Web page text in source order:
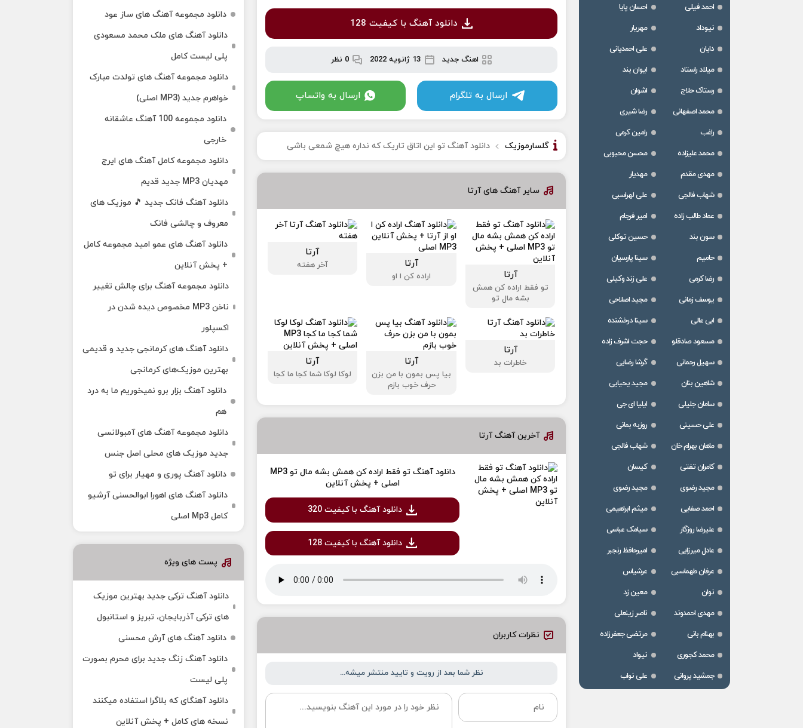
دانلود آهنگ با کیفیت 128
اهنگ جدید 13 ژانویه 2022 0 نظر
ارسال به تلگرام ارسال به واتساپ
گلسارموزیک دانلود آهنگ تو این اتاق تاریک که نداره هیچ شمعی باشی
سایر آهنگ های آرتا
آرتا
تو فقط اراده کن همش
بشه مال تو
آرتا
اراده کن ا او
آرتا
آخر هفته
آرتا
خاطرات بد آرتا
بیا پس بمون با من بزن
حرف خوب بازم
آرتا
لوکا لوکا شما کجا ما کجا
آخرین آهنگ آرتا
دانلود آهنگ تو فقط اراده کن همش بشه مال تو MP3
اصلی + پخش آنلاین
دانلود آهنگ با کیفیت 320
دانلود آهنگ با کیفیت 128
نظرات کاربران
نظر شما بعد از رویت و تایید منتشر میشه...
احمد فیلی
احسان پایا
نیوداد
مهریار
دایان
علی احمدیانی
میلاد راستاد
ایوان بند
رستاک حلاج
اشوان
محمد اصفهانی
رضا شیری
راغب
رامین کرمی
محمد علیزاده
محسن محبوبی
مهدی مقدم
مهدیار
شهاب فالجی
علی لهراسبی
عماد طالب زاده
امیر فرجام
سون بند
حسین توکلی
حامیم
سینا پارسیان
رضا کرمی
علی زند وکیلی
یوسف زمانی
مجید اصلاحی
ابی عالی
سینا درخشنده
مسعود صادقلو
حجت اشرف زاده
سهیل رحمانی
گرشا رضایی
شاهین بنان
مجید یحیایی
سامان جلیلی
ایلیا ای جی
علی حسینی
روزبه بمانی
ماهان بهرام خان
شهاب فالجی
کامران تفتی
کیسان
مجید رضوی
مجید رضوی
احمد صفایی
میثم ابراهیمی
علیرضا روزگار
سیامک عباسی
عادل میرزایی
امیرحافظ رنجبر
عرفان طهماسبی
عرشیاس
نوان
معین زد
مهدی احمدوند
ناصر زینعلی
بهنام بانی
مرتضی جعفرزاده
محمد کجوری
نیواد
جمشید پروانی
علی نواب
دانلود مجموعه آهنگ های ساز عود
دانلود آهنگ های ملک‌ محمد مسعودی
پلی لیست کامل
دانلود مجموعه آهنگ های تولدت مبارک
خواهرم جدید (MP3 اصلی)
دانلود مجموعه 100 آهنگ عاشقانه
خارجی
دانلود مجموعه کامل آهنگ های ایرج
مهدیان MP3 جدید قدیم
دانلود آهنگ فانک جدید 🎵 موزیک‌ های
معروف و چالشی فانک
دانلود آهنگ های عمو امید مجموعه کامل
+ پخش آنلاین
دانلود مجموعه آهنگ برای چالش تغییر
ناخن MP3 مخصوص دیده شدن در
اکسپلور
دانلود آهنگ‌ های کرمانجی جدید و قدیمی
بهترین موزیک‌های کرمانجی
دانلود آهنگ بزار برو نمیخوریم ما به درد
هم
دانلود مجموعه آهنگ های آمبولانسی
جدید موزیک های محلی اصل جنس
دانلود آهنگ پوری و مهیار برای تو
دانلود آهنگ های اهورا ابوالحسنی آرشیو
کامل Mp3 اصلی
پست های ویژه
دانلود آهنگ ترکی جدید بهترین موزیک‌
های ترکی آذربایجان، تبریز و استانبول
دانلود آهنگ های آرش محسنی
دانلود آهنگ زنگ جدید برای محرم بصورت
پلی لیست
دانلود آهنگای که بلاگرا استفاده میکنند
نسخه های کامل + پخش آنلاین